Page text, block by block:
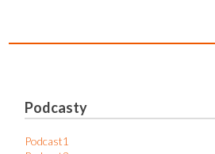
Podcasty
Podcast1